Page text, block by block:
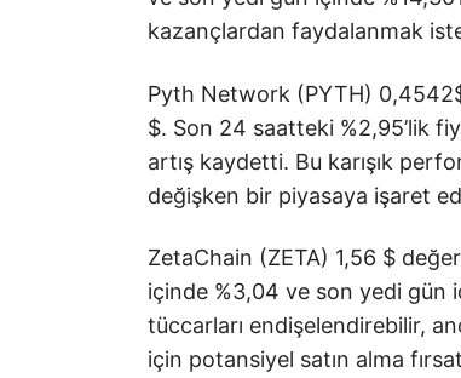
kazançlardan faydalanmak
Pyth Network (PYTH)
$. Son 24 saatteki %2,95’lik
artış kaydetti. Bu karışık
değişken bir piyasaya işaret
ZetaChain (ZETA) 1,56 $
içinde %3,04 ve son yedi gün
tüccarları endişelendirebilir,
için potansiyel satın alma